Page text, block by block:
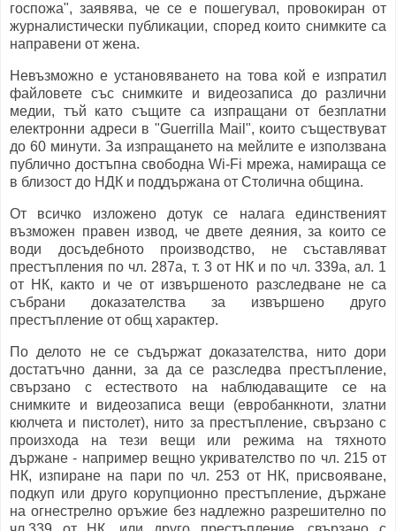
госпожа", заявява, че се е пошегувал, провокиран от
журналистически публикации, според които снимките са
направени от жена.
Невъзможно е установяването на това кой е изпратил
файловете със снимките и видеозаписа до различни
медии, тъй като същите са изпращани от безплатни
електронни адреси в "Guerrilla Mail", които съществуват
до 60 минути. За изпращането на мейлите е използвана
публично достъпна свободна Wi-Fi мрежа, намираща се
в близост до НДК и поддържана от Столична община.
От всичко изложено дотук се налага единственият
възможен правен извод, че двете деяния, за които се
води досъдебното производство, не съставляват
престъпления по чл. 287а, т. 3 от НК и по чл. 339а, ал. 1
от НК, както и че от извършеното разследване не са
събрани доказателства за извършено друго
престъпление от общ характер.
По делото не се съдържат доказателства, нито дори
достатъчно данни, за да се разследва престъпление,
свързано с естеството на наблюдаващите се на
снимките и видеозаписа вещи (евробанкноти, златни
кюлчета и пистолет), нито за престъпление, свързано с
произхода на тези вещи или режима на тяхното
държане - например вещно укривателство по чл. 215 от
НК, изпиране на пари по чл. 253 от НК, присвояване,
подкуп или друго корупционно престъпление, държане
на огнестрелно оръжие без надлежно разрешително по